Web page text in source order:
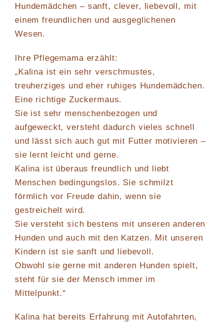
Hundemädchen – sanft, clever, liebevoll, mit
einem freundlichen und ausgeglichenen
Wesen.
Ihre Pflegemama erzählt:
„Kalina ist ein sehr verschmustes,
treuherziges und eher ruhiges Hundemädchen.
Eine richtige Zuckermaus.
Sie ist sehr menschenbezogen und
aufgeweckt, versteht dadurch vieles schnell
und lässt sich auch gut mit Futter motivieren –
sie lernt leicht und gerne.
Kalina ist überaus freundlich und liebt
Menschen bedingungslos. Sie schmilzt
förmlich vor Freude dahin, wenn sie
gestreichelt wird.
Sie versteht sich bestens mit unseren anderen
Hunden und auch mit den Katzen. Mit unseren
Kindern ist sie sanft und liebevoll.
Obwohl sie gerne mit anderen Hunden spielt,
steht für sie der Mensch immer im
Mittelpunkt.“
Kalina hat bereits Erfahrung mit Autofahrten,